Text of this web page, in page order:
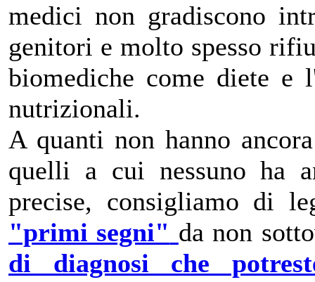
medici non gradiscono
genitori e molto spesso
biomediche come diete e
nutrizionali.
A quanti non hanno
quelli a cui nessuno ha
precise, consigliamo di
"primi segni" da non
di diagnosi che